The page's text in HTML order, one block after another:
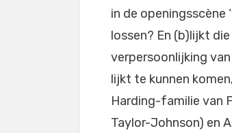
in de openingsscène
lossen? En (b)lijkt
verpersoonlijking
lijkt te kunnen
Harding-familie van
Taylor-Johnson) en